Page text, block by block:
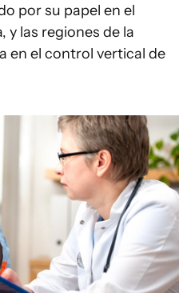
por su papel en el
y las regiones de la
en el control vertical de